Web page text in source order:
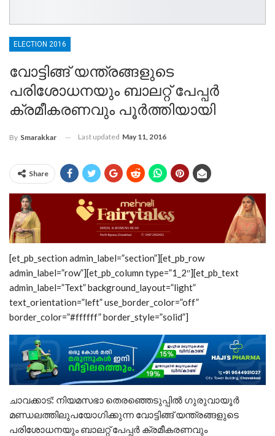
ELECTION 2016
വോട്ടിങ്ങ് യന്ത്രങ്ങളുടെ
പരിശോധനയും ബാലറ്റ് പേപ്പര്‍
ക്രമീകരണവും പൂര്‍ത്തിയായി
By Smarakkar Last updated May 11, 2016
Share
[et_pb_section admin_label=”section”][et_pb_row
admin_label=”row”][et_pb_column type=”1_2″][et_pb_text
admin_label=”Text” background_layout=”light”
text_orientation=”left” use_border_color=”off”
border_color=”#ffffff” border_style=”solid”]
ചാവക്കാട്: നിയമസഭാ തെരഞ്ഞെടുപ്പില്‍ ഗുരുവായൂര്‍
മണ്ഡലത്തിലുപയോഗിക്കുന്ന വോട്ടിങ്ങ് യന്ത്രങ്ങളുടെ
പരിശോധനയും ബാലറ്റ് പേപ്പര്‍ ക്രമീകരണവും